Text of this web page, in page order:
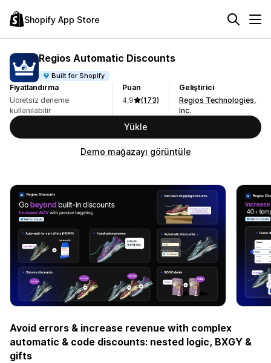
Shopify App Store
Regios Automatic Discounts
Built for Shopify
Fiyatlandırma
Ücretsiz deneme
kullanılabilir
Puan
4,9
(173)
Geliştirici
Regios Technologies,
Inc.
Yükle
Demo mağazayı görüntüle
Avoid errors & increase revenue with complex
automatic & code discounts: nested logic, BXGY &
gifts